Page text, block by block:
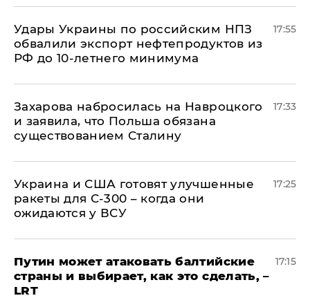
Удары Украины по российским НПЗ
обвалили экспорт нефтепродуктов из
РФ до 10-летнего минимума
17:55
​Захарова набросилась на Навроцкого
и заявила, что Польша обязана
существованием Сталину
17:33
Украина и США готовят улучшенные
ракеты для С-300 – когда они
ожидаются у ВСУ
17:25
Путин может атаковать балтийские
страны и выбирает, как это сделать, –
LRT
17:15